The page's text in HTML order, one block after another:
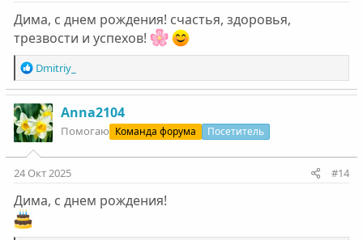
Дима, с днем рождения! счастья, здоровья,
трезвости и успехов!
Р
е
а
к
ц
и
и
:
Dmitriy_
Anna2104
Помогаю Команда форума Посетитель
24 Окт 2025 #14
Дима, с днем рождения!